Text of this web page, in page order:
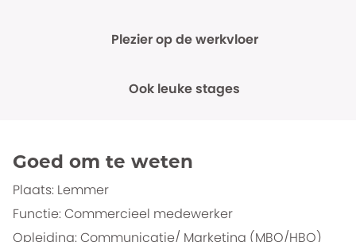
Plezier op de werkvloer
Ook leuke stages
Goed om te weten
Plaats: Lemmer
Functie: Commercieel medewerker
Opleiding: Communicatie/ Marketing (MBO/HBO)